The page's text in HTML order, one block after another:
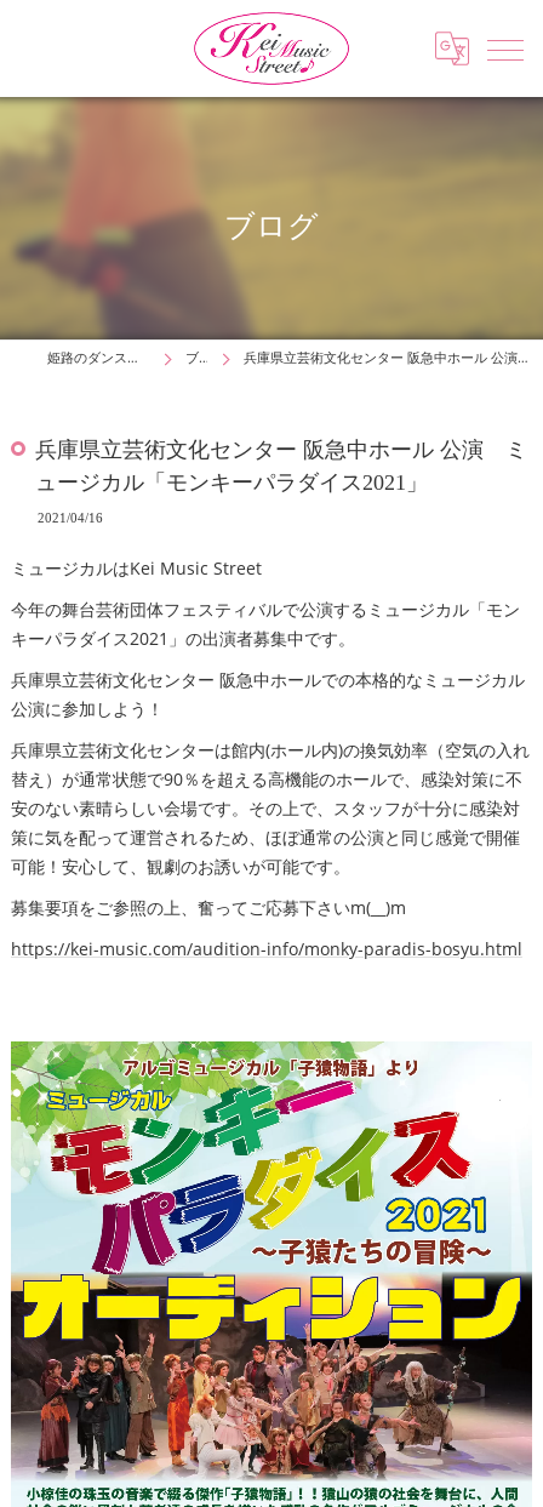
ブログ
姫路のダンスはKei Music Street ブログ 兵庫県立芸術文化センター 阪急中ホール 公演 ミュージカル「モンキーパラダイス2021」
兵庫県立芸術文化センター 阪急中ホール 公演 ミ
ュージカル「モンキーパラダイス2021」
2021/04/16
ミュージカルはKei Music Street
今年の舞台芸術団体フェスティバルで公演するミュージカル「モン
キーパラダイス2021」の出演者募集中です。
兵庫県立芸術文化センター 阪急中ホールでの本格的なミュージカル
公演に参加しよう！
兵庫県立芸術文化センターは館内(ホール内)の換気効率（空気の入れ
替え）が通常状態で90％を超える高機能のホールで、感染対策に不
安のない素晴らしい会場です。その上で、スタッフが十分に感染対
策に気を配って運営されるため、ほぼ通常の公演と同じ感覚で開催
可能！安心して、観劇のお誘いが可能です。
募集要項をご参照の上、奮ってご応募下さいm(__)m
https://kei-music.com/audition-info/monky-paradis-bosyu.html